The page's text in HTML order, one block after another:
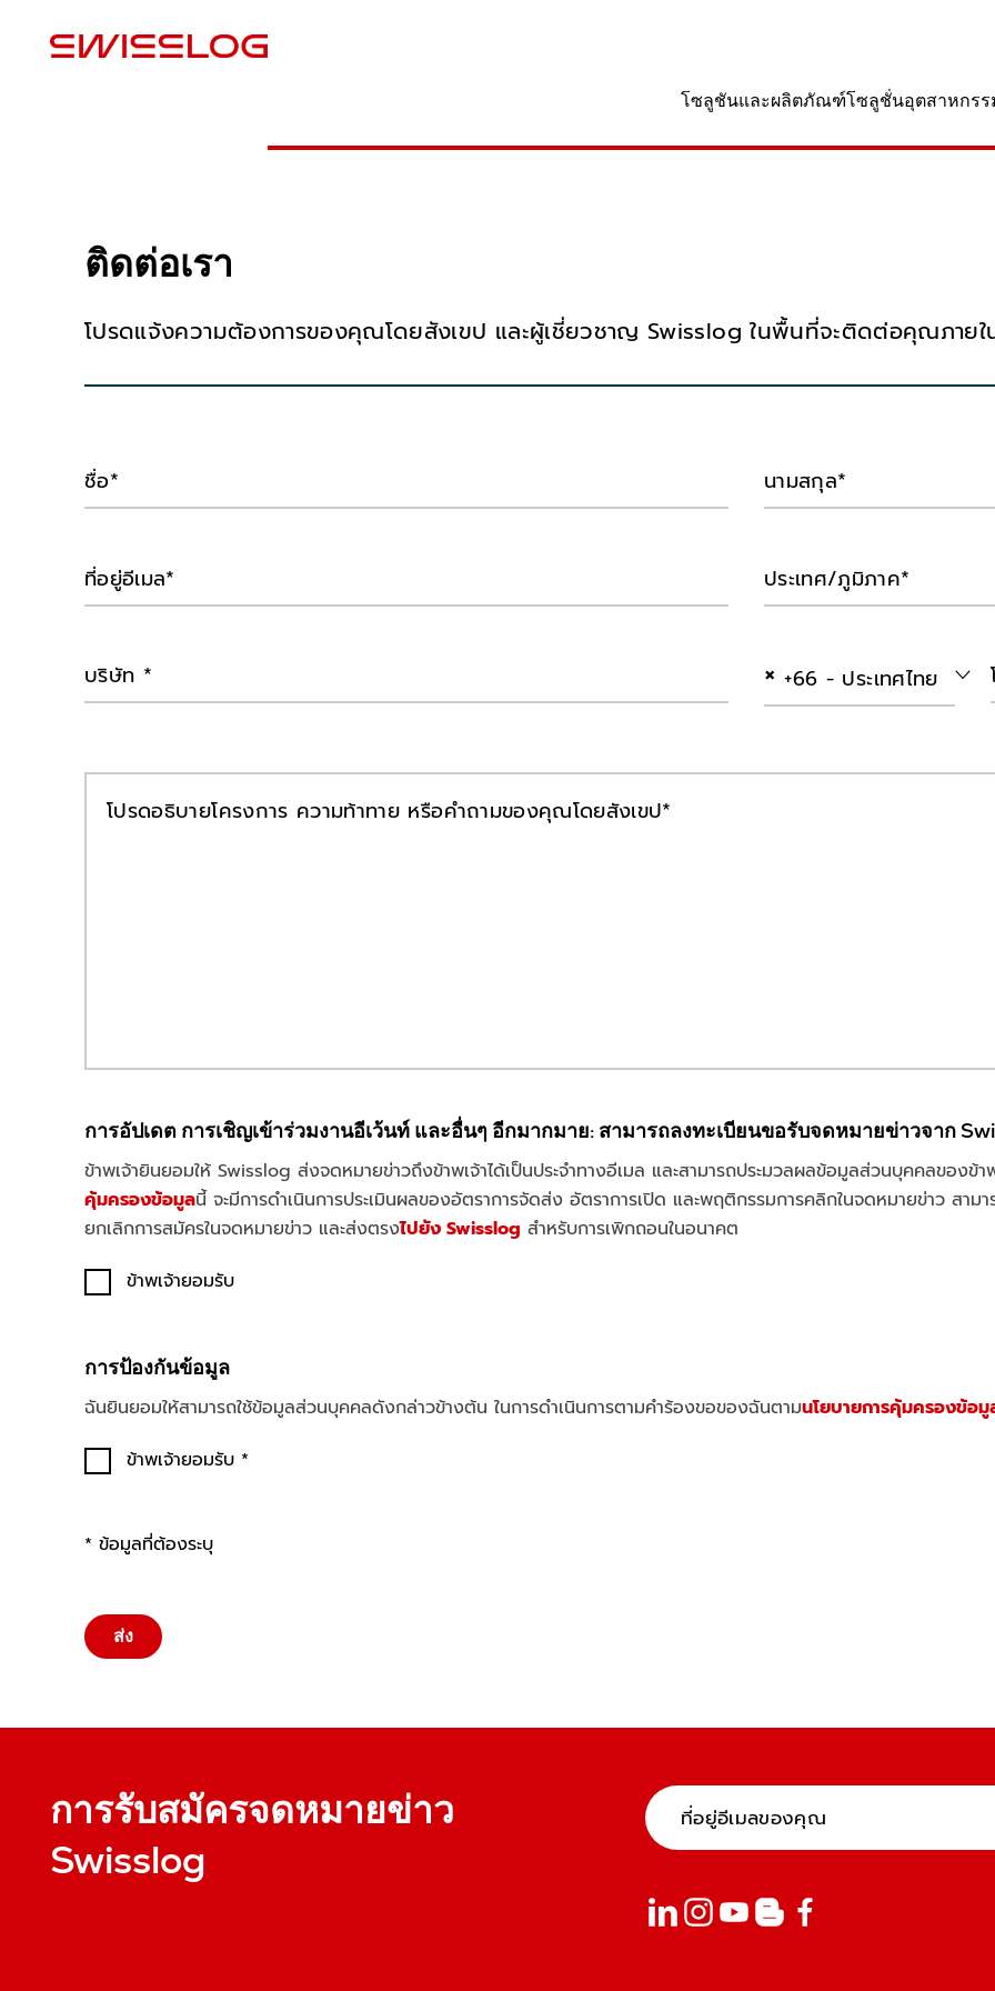
โซลูชันและผลิตภัณฑ์โซลูชั่นอุตสาหกรร
ติดต่อเรา
โปรดแจ้งความต้องการของคุณโดยสังเขป และผู้เชี่ยวชาญ Swisslog ในพื้นที่จะติดต่อคุณภายใ
ชื่อ นามสกุล
ที่อยู่อีเมล ประเทศ/ภูมิภาค*
บริษัท × +66 - ประเทศไทย
โปรดอธิบายโครงการ ความท้าทาย หรือคำถามของคุณโดยสังเขป
การอัปเดต การเชิญเข้าร่วมงานอีเว้นท์ และอื่นๆ อีกมากมาย: สามารถลงทะเบียนขอรับจดหมายข่าวจาก
ข้าพเจ้ายินยอมให้ Swisslog ส่งจดหมายข่าวถึงข้าพเจ้าได้เป็นประจำทางอีเมล และสามารถประมวลผลข้อมูลส่วนบุคคลของข้
คุ้มครองข้อมูลนี้ จะมีการดำเนินการประเมินผลของอัตราการจัดส่ง อัตราการเปิด และพฤติกรรมการคลิกในจดหมายข่าว ส
ยกเลิกการสมัครในจดหมายข่าว และส่งตรงไปยัง Swisslog สำหรับการเพิกถอนในอนาคต
ข้าพเจ้ายอมรับ
การป้องกันข้อมูล
ฉันยินยอมให้สามารถใช้ข้อมูลส่วนบุคคลดังกล่าวข้างต้น ในการดำเนินการตามคำร้องขอของฉันตามนโยบายการคุ้มครองข้อมู
ข้าพเจ้ายอมรับ
* ข้อมูลที่ต้องระบุ
ส่ง
การรับสมัครจดหมายข่าว
Swisslog